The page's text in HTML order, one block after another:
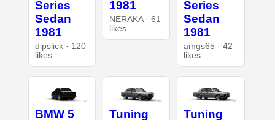
Series
Sedan
1981
dipslick · 120
likes
1981
NERAKA · 61
likes
Series
Sedan
1981
amgs65 · 42
likes
BMW 5
Tuning
Tuning